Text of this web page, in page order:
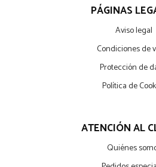
PÁGINAS
Aviso legal
Condiciones de
Protección de
Política de
ATENCIÓN AL
Quiénes